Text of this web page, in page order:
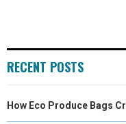
RECENT POSTS
How Eco Produce Bags